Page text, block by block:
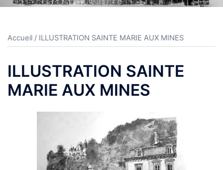
Accueil / ILLUSTRATION SAINTE MARIE AUX MINES
ILLUSTRATION SAINTE
MARIE AUX MINES